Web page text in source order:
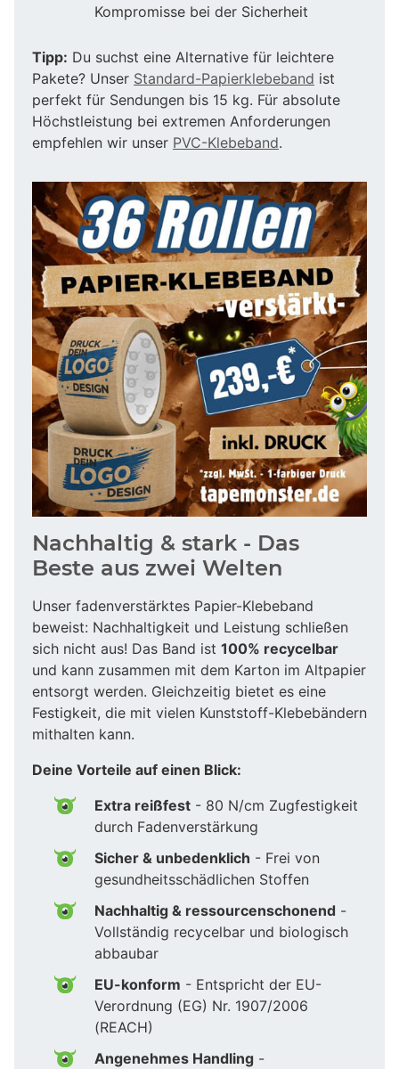
Kompromisse bei der Sicherheit
Tipp: Du suchst eine Alternative für leichtere
Pakete? Unser Standard-Papierklebeband ist
perfekt für Sendungen bis 15 kg. Für absolute
Höchstleistung bei extremen Anforderungen
empfehlen wir unser PVC-Klebeband.
Nachhaltig & stark - Das
Beste aus zwei Welten
Unser fadenverstärktes Papier-Klebeband
beweist: Nachhaltigkeit und Leistung schließen
sich nicht aus! Das Band ist 100% recycelbar
und kann zusammen mit dem Karton im Altpapier
entsorgt werden. Gleichzeitig bietet es eine
Festigkeit, die mit vielen Kunststoff-Klebebändern
mithalten kann.
Deine Vorteile auf einen Blick:
Extra reißfest - 80 N/cm Zugfestigkeit
durch Fadenverstärkung
Sicher & unbedenklich - Frei von
gesundheitsschädlichen Stoffen
Nachhaltig & ressourcenschonend -
Vollständig recycelbar und biologisch
abbaubar
EU-konform - Entspricht der EU-
Verordnung (EG) Nr. 1907/2006
(REACH)
Angenehmes Handling -